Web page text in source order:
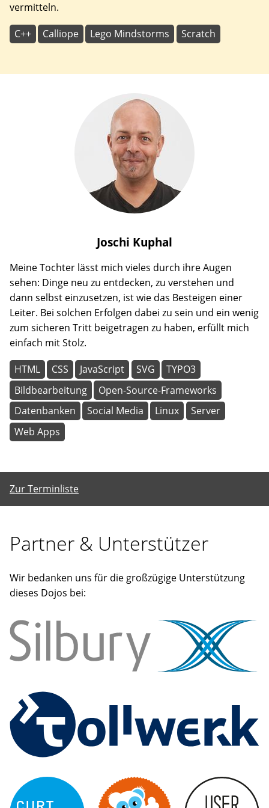
vermitteln.
C++ Calliope Lego Mindstorms Scratch
Joschi Kuphal
Meine Tochter lässt mich vieles durch ihre Augen
sehen: Dinge neu zu entdecken, zu verstehen und
dann selbst einzusetzen, ist wie das Besteigen einer
Leiter. Bei solchen Erfolgen dabei zu sein und ein wenig
zum sicheren Tritt beigetragen zu haben, erfüllt mich
einfach mit Stolz.
HTML CSS JavaScript SVG
TYPO3
Bildbearbeitung
Open-Source-Frameworks
Datenbanken
Social Media Linux
Server
Web Apps
Zur Terminliste
Partner & Unterstützer
Wir bedanken uns für die großzügige Unterstützung
dieses Dojos bei: